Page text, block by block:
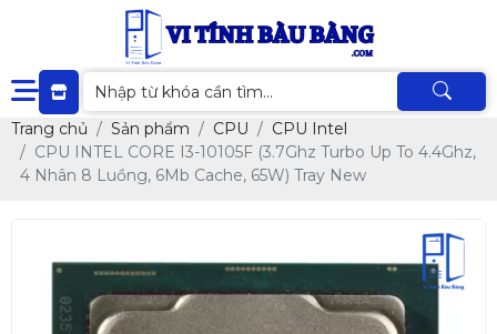
Trang chủ Sản phẩm CPU
CPU Intel
CPU INTEL CORE I3-10105F (3.7Ghz Turbo Up To 4.4Ghz,
4 Nhân 8 Luồng, 6Mb Cache, 65W) Tray New